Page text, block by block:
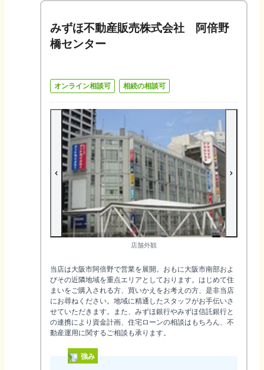
みずほ不動産販売株式会社 阿倍野
橋センター
オンライン相談可 相続の相談可
店舗外観
当店は大阪市阿倍野で営業を展開。おもに大阪市南部およ
びその近隣地域を重点エリアとしております。はじめて住
まいをご購入される方、買いかえをお考えの方、是非当店
にお尋ねください。地域に精通したスタッフがお手伝いさ
せていただきます。また、みずほ銀行やみずほ信託銀行と
の連携により資金計画、住宅ローンの相談はもちろん、不
動産運用に関するご相談も承ります。
強み